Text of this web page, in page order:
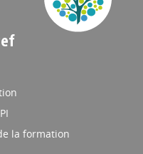
la formation